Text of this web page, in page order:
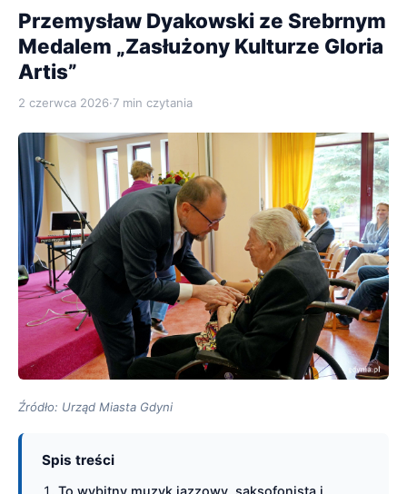
Przemysław Dyakowski ze Srebrnym
Medalem „Zasłużony Kulturze Gloria
Artis”
2 czerwca 2026·7 min czytania
Źródło: Urząd Miasta Gdyni
Spis treści
To wybitny muzyk jazzowy, saksofonista i